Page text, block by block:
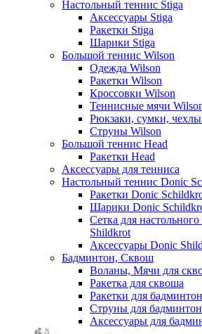
Настольный теннис Stiga
Аксессуары Stiga
Ракетки Stiga
Шарики Stiga
Большой теннис Wilson
Одежда Wilson
Ракетки Wilson
Кроссовки Wilson
Теннисные мячи
Рюкзаки, сумки,
Струны Wilson
Большой теннис Head
Ракетки Head
Аксессуары для тенниса
Настольный теннис Donic
Ракетки Donic
Шарики Donic
Сетка для
Shildkrot
Аксессуары Donic
Бадминтон, Сквош
Воланы, Мячи для
Ракетка для сквоша
Ракетки для
Струны для
Аксессуары для